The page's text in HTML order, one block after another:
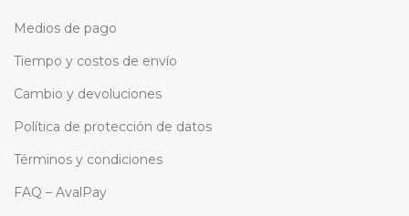
Medios de pago
Tiempo y costos de envío
Cambio y devoluciones
Política de protección de datos
Términos y condiciones
FAQ – AvalPay